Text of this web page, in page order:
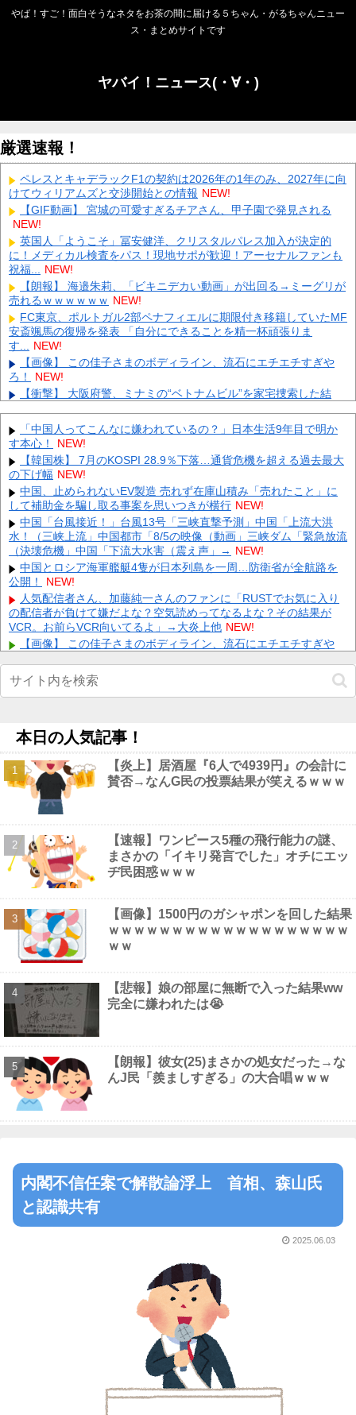
やば！すご！面白そうなネタをお茶の間に届ける５ちゃん・がるちゃんニュー
ス・まとめサイトです
ヤバイ！ニュース(・∀・)
厳選速報！
ペレスとキャデラックF1の契約は2026年の1年のみ、2027年に向
けてウィリアムズと交渉開始との情報 NEW!
【GIF動画】 宮城の可愛すぎるチアさん、甲子園で発見される
NEW!
英国人「ようこそ」冨安健洋、クリスタルパレス加入が決定的
に！メディカル検査をパス！現地サポが歓迎！アーセナルファンも
祝福... NEW!
【朗報】 海邉朱莉、「ビキニデカい動画」が出回る→ミーグリが
売れるｗｗｗｗｗｗ NEW!
FC東京、ポルトガル2部ペナフィエルに期限付き移籍していたMF
安斎颯馬の復帰を発表 「自分にできることを精一杯頑張りま
す... NEW!
【画像】 この佳子さまのボディライン、流石にエチエチすぎや
ろ！
NEW!
【衝撃】 大阪府警、ミナミの“ベトナムビル”を家宅捜索した結
【悲報】 ワイ「ラーメン一袋だけじゃ足らんわ！二袋作った
ろ！」→結果ｗｗｗ NEW!
菅井友香ちゃんのスゲエ『ふくらみ』、大変なことになってるっ
て... 他 NEW!
ショートスリーパー「寝たほうがいいよ」の一言にブチギレｗｗ
ｗｗｗ （※動画あり） 他 NEW!
【ホロライブ】悲報、ニコたんの新居◯◯が無い… 他 NEW!
【速報】ルシファーさんの堕落ごはん第6話が無料公開された件
他 NEW!
【悲報】初の日本代表で感情爆発「使わないんだったら呼ぶ
な！」 涙ながらに訴え「俺を何で選んだんだ？」ストライカーの意
地... NEW!
【最新画像】 GLAY・TERU＆パフィー亜美、レアな夫婦ショッ
トを公開してしまう！ NEW!
【極旨牛鉄板】 吉野家のステーキ定食1500円、ガチで美味そう
ｗｗｗ NEW!
Powered by livedoor 相互RSS
「中国人ってこんなに嫌われているの？」日本生活9年目で明か
す本心！
NEW!
【韓国株】 7月のKOSPI 28.9％下落…通貨危機を超える過去最大
の下げ幅 NEW!
中国、止められないEV製造 売れず在庫山積み「売れたこと」に
して補助金を騙し取る事案を思いつきが横行 NEW!
中国「台風接近！」台風13号「三峡直撃予測」中国「上流大洪
水！（三峡上流」中国都市「8/5の映像（動画」三峡ダム「緊急放流
（決壊危機」中国「下流大水害（震え声」→ NEW!
中国とロシア海軍艦艇4隻が日本列島を一周…防衛省が全航路を
公開！
NEW!
人気配信者さん、加藤純一さんのファンに「RUSTでお気に入り
の配信者が負けて嫌だよな？空気読めってなるよな？その結果が
VCR。お前らVCR向いてるよ」→大炎上他 NEW!
【画像】 この佳子さまのボディライン、流石にエチエチすぎや
【P】エッセイスト「原爆を二度と使わせてはならない」→リプ
「もちろん中国の核も非難する？」→即ブロック他
【画像】女性のオ●ニー事情、衝撃の事実が発覚してしまうｗｗ
ｗｗｗｗｗ他 NEW!
【巨乳画像】 大躍進中の桃月なしこ、水着グラビアがパーフェク
トボディすぎるｗｗｗｗｗｗｗ NEW!
【悲報】ロシア、じわじわと逝き始める他
「日本は危険だ」と吹聴したのを真に受けた中国人旅行客、だが
【画像】 超絶美女(32歳・子持ち)の人妻ボディｗ NEW!
【最新画像】 田中みな実(39)の乳房、めちゃくちゃデカくなって
るやんけ！ NEW!
Powered by livedoor 相互RSS
本日の人気記事！
【炎上】居酒屋『6人で4939円』の会計に
賛否→なんG民の投票結果が笑えるｗｗｗ
【速報】ワンピース5種の飛行能力の謎、
まさかの「イキリ発言でした」オチにエッ
ヂ民困惑ｗｗｗ
【画像】1500円のガシャポンを回した結果
ｗｗｗｗｗｗｗｗｗｗｗｗｗｗｗｗｗｗｗ
ｗｗ
【悲報】娘の部屋に無断で入った結果ww
完全に嫌われたは😭
【朗報】彼女(25)まさかの処女だった→な
んJ民「羨ましすぎる」の大合唱ｗｗｗ
内閣不信任案で解散論浮上 首相、森山氏
と認識共有
2025.06.03